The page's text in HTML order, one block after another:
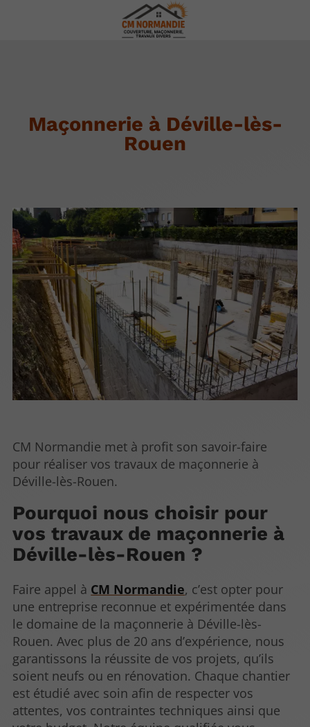
Maçonnerie à Déville-lès-
Rouen
CM Normandie met à profit son savoir-faire
pour réaliser vos travaux de maçonnerie à
Déville-lès-Rouen.
Pourquoi nous choisir pour
vos travaux de maçonnerie à
Déville-lès-Rouen ?
Faire appel à CM Normandie, c’est opter pour
une entreprise reconnue et expérimentée dans
le domaine de la maçonnerie à Déville-lès-
Rouen. Avec plus de 20 ans d’expérience, nous
garantissons la réussite de vos projets, qu’ils
soient neufs ou en rénovation. Chaque chantier
est étudié avec soin afin de respecter vos
attentes, vos contraintes techniques ainsi que